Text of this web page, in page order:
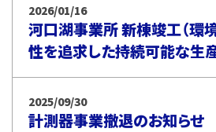
2026/01/16
河口湖事業所 新棟竣工（環
性を追求した持続可能な生
2025/09/30
計測器事業撤退のお知らせ